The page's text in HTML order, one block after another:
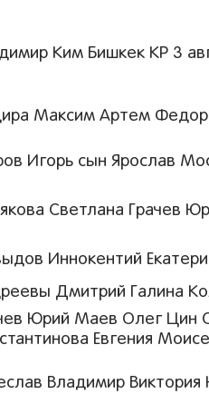
Ким Бишкек КР 3
Максим Артем
Игорь сын Ярослав
Светлана Грачев
Иннокентий
Дмитрий Галина
Юрий Маев Олег Цин
Евгения
Владимир Виктория